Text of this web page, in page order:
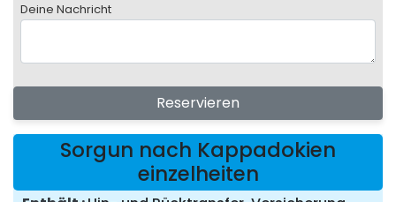
Deine Nachricht
Reservieren
Sorgun nach Kappadokien
einzelheiten